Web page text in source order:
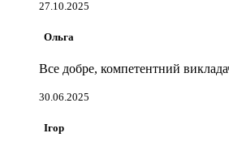
27.10.2025
Ольга
Все добре, компетентний
30.06.2025
Ігор